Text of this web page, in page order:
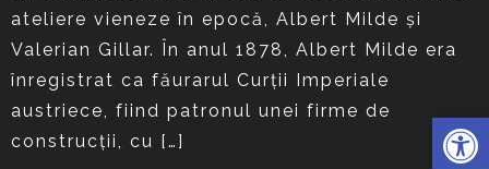
ateliere vieneze în epocă, Albert Milde şi
Valerian Gillar. În anul 1878, Albert Milde era
înregistrat ca făurarul Curţii Imperiale
austriece, fiind patronul unei firme de
construcţii, cu […]